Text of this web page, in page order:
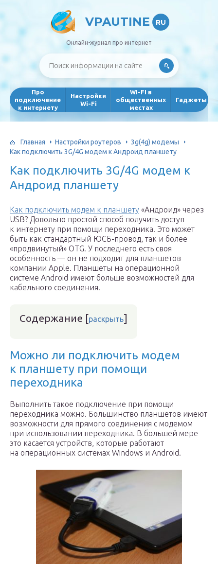
VPAUTINE RU
Онлайн-журнал про интернет
Про
подключение
к интернету
Настройки
Wi-Fi
WI-FI в
общественных
местах
Гаджеты
Главная Настройки роутеров
3g(4g) модемы
Как подключить 3G/4G модем к Андроид планшету
Как подключить 3G/4G модем к
Андроид планшету
Как подключить модем к планшету «Андроид» через
USB? Довольно простой способ получить доступ
к интернету при помощи переходника. Это может
быть как стандартный ЮСБ-провод, так и более
«продвинутый» OTG. У последнего есть своя
особенность — он не подходит для планшетов
компании Apple. Планшеты на операционной
системе Android имеют больше возможностей для
кабельного соединения.
Содержание [раскрыть]
Можно ли подключить модем
к планшету при помощи
переходника
Выполнить такое подключение при помощи
переходника можно. Большинство планшетов имеют
возможности для прямого соединения с модемом
при использовании переходника. В большей мере
это касается устройств, которые работают
на операционных системах Windows и Android.